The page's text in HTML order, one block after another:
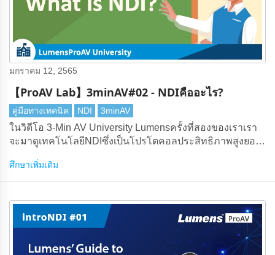
มกราคม 12, 2565
【ProAV Lab】3minAV#02 - NDIคืออะไร?
คู่มือทางเทคนิค NDI 3minAV
ในวิดีโอ 3-Min AV University Lumensครั้งที่สองของเราเรา
จะมาดูเทคโนโลยีNDIซึ่งเป็นโปรโตคอลประสิทธิภาพสูงยอด
ศึกษาเพิ่มเติม